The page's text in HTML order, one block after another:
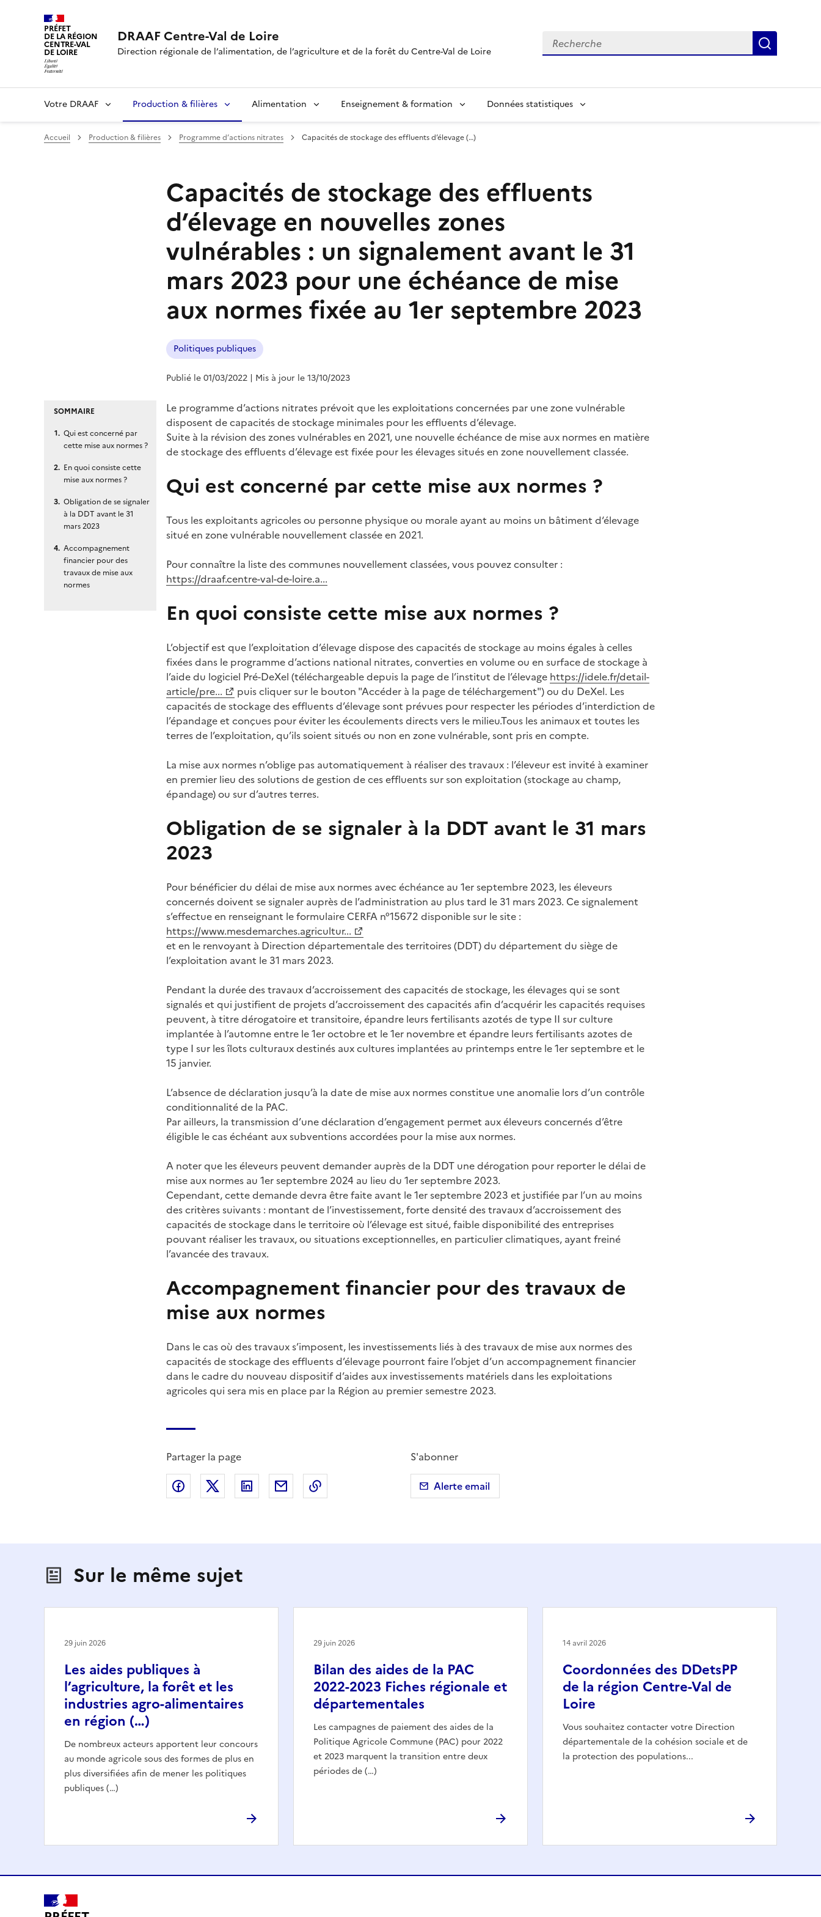
PRÉFET
DE LA RÉGION
CENTRE-VAL
DE LOIRE
DRAAF Centre-Val de Loire
Direction régionale de l’alimentation, de l’agriculture et de la forêt du Centre-Val de Loire
Recherche
Votre DRAAF Production & filières Alimentation Enseignement & formation Données statistiques
Accueil Production & filières Programme d’actions nitrates Capacités de stockage des effluents d’élevage (…)
Capacités de stockage des effluents
d’élevage en nouvelles zones
vulnérables : un signalement avant le 31
mars 2023 pour une échéance de mise
aux normes fixée au 1er septembre 2023
Politiques publiques
Publié le 01/03/2022 | Mis à jour le 13/10/2023
SOMMAIRE
Qui est concerné par
cette mise aux normes ?
En quoi consiste cette
mise aux normes ?
Obligation de se signaler
à la DDT avant le 31
mars 2023
Accompagnement
financier pour des
travaux de mise aux
normes
Le programme d’actions nitrates prévoit que les exploitations concernées par une zone vulnérable
disposent de capacités de stockage minimales pour les effluents d’élevage.
Suite à la révision des zones vulnérables en 2021, une nouvelle échéance de mise aux normes en matière
de stockage des effluents d’élevage est fixée pour les élevages situés en zone nouvellement classée.
Qui est concerné par cette mise aux normes ?
Tous les exploitants agricoles ou personne physique ou morale ayant au moins un bâtiment d‘élevage
situé en zone vulnérable nouvellement classée en 2021.
Pour connaître la liste des communes nouvellement classées, vous pouvez consulter :
https://draaf.centre-val-de-loire.a...
En quoi consiste cette mise aux normes ?
L’objectif est que l’exploitation d’élevage dispose des capacités de stockage au moins égales à celles
fixées dans le programme d’actions national nitrates, converties en volume ou en surface de stockage à
l’aide du logiciel Pré-DeXel (téléchargeable depuis la page de l’institut de l’élevage https://idele.fr/detail-
article/pre...
puis cliquer sur le bouton "Accéder à la page de téléchargement") ou du DeXel. Les
capacités de stockage des effluents d’élevage sont prévues pour respecter les périodes d’interdiction de
l’épandage et conçues pour éviter les écoulements directs vers le milieu.Tous les animaux et toutes les
terres de l’exploitation, qu’ils soient situés ou non en zone vulnérable, sont pris en compte.
La mise aux normes n’oblige pas automatiquement à réaliser des travaux : l’éleveur est invité à examiner
en premier lieu des solutions de gestion de ces effluents sur son exploitation (stockage au champ,
épandage) ou sur d’autres terres.
Obligation de se signaler à la DDT avant le 31 mars
2023
Pour bénéficier du délai de mise aux normes avec échéance au 1er septembre 2023, les éleveurs
concernés doivent se signaler auprès de l’administration au plus tard le 31 mars 2023. Ce signalement
s’effectue en renseignant le formulaire CERFA n°15672 disponible sur le site :
https://www.mesdemarches.agricultur...
et en le renvoyant à Direction départementale des territoires (DDT) du département du siège de
l’exploitation avant le 31 mars 2023.
Pendant la durée des travaux d’accroissement des capacités de stockage, les élevages qui se sont
signalés et qui justifient de projets d’accroissement des capacités afin d’acquérir les capacités requises
peuvent, à titre dérogatoire et transitoire, épandre leurs fertilisants azotés de type II sur culture
implantée à l’automne entre le 1er octobre et le 1er novembre et épandre leurs fertilisants azotes de
type I sur les îlots culturaux destinés aux cultures implantées au printemps entre le 1er septembre et le
15 janvier.
L’absence de déclaration jusqu’à la date de mise aux normes constitue une anomalie lors d’un contrôle
conditionnalité de la PAC.
Par ailleurs, la transmission d’une déclaration d’engagement permet aux éleveurs concernés d’être
éligible le cas échéant aux subventions accordées pour la mise aux normes.
A noter que les éleveurs peuvent demander auprès de la DDT une dérogation pour reporter le délai de
mise aux normes au 1er septembre 2024 au lieu du 1er septembre 2023.
Cependant, cette demande devra être faite avant le 1er septembre 2023 et justifiée par l’un au moins
des critères suivants : montant de l’investissement, forte densité des travaux d’accroissement des
capacités de stockage dans le territoire où l’élevage est situé, faible disponibilité des entreprises
pouvant réaliser les travaux, ou situations exceptionnelles, en particulier climatiques, ayant freiné
l’avancée des travaux.
Accompagnement financier pour des travaux de
mise aux normes
Dans le cas où des travaux s’imposent, les investissements liés à des travaux de mise aux normes des
capacités de stockage des effluents d’élevage pourront faire l’objet d’un accompagnement financier
dans le cadre du nouveau dispositif d’aides aux investissements matériels dans les exploitations
agricoles qui sera mis en place par la Région au premier semestre 2023.
Partager la page
Partager sur Facebook
Partager sur X (anciennement Twitter)
Partager sur LinkedIn
Partager par emailCopier dans le presse-papier
S'abonner
Alerte email
Sur le même sujet
Les aides publiques à
l’agriculture, la forêt et les
industries agro-alimentaires
en région (…)
De nombreux acteurs apportent leur concours
au monde agricole sous des formes de plus en
plus diversifiées afin de mener les politiques
publiques (…)
29 juin 2026
Bilan des aides de la PAC
2022-2023 Fiches régionale et
départementales
Les campagnes de paiement des aides de la
Politique Agricole Commune (PAC) pour 2022
et 2023 marquent la transition entre deux
périodes de (…)
29 juin 2026
Coordonnées des DDetsPP
de la région Centre-Val de
Loire
Vous souhaitez contacter votre Direction
départementale de la cohésion sociale et de
la protection des populations...
14 avril 2026